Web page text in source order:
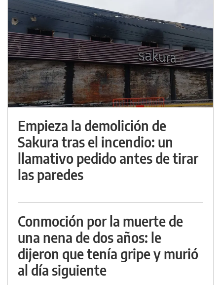
Empieza la demolición de
Sakura tras el incendio: un
llamativo pedido antes de tirar
las paredes
Conmoción por la muerte de
una nena de dos años: le
dijeron que tenía gripe y murió
al día siguiente